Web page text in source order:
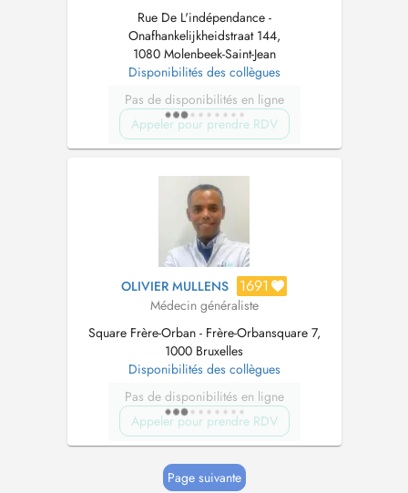
Rue De L'indépendance -
Onafhankelijkheidstraat 144,
1080 Molenbeek-Saint-Jean
Disponibilités des collègues
Pas de disponibilités en ligne
Appeler pour prendre RDV
OLIVIER MULLENS 1691
Médecin généraliste
Square Frère-Orban - Frère-Orbansquare 7,
1000 Bruxelles
Disponibilités des collègues
Pas de disponibilités en ligne
Appeler pour prendre RDV
Page suivante